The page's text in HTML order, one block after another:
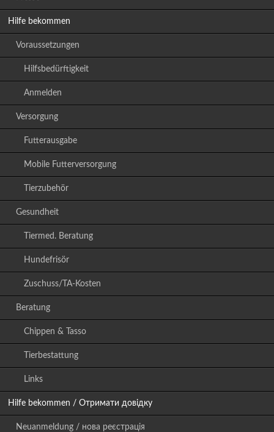
Hilfe bekommen
Voraussetzungen
Hilfsbedürftigkeit
Anmelden
Versorgung
Futterausgabe
Mobile Futterversorgung
Tierzubehör
Gesundheit
Tiermed. Beratung
Hundefrisör
Zuschuss/TA-Kosten
Beratung
Chippen & Tasso
Tierbestattung
Links
Hilfe bekommen / Отримати довідку
Neuanmeldung / нова реєстрація